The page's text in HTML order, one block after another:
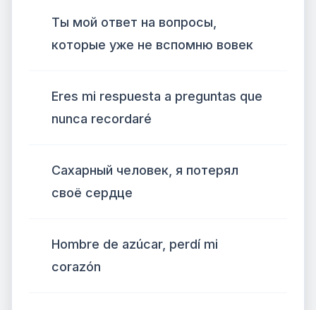
Ты мой ответ на вопросы,
которые уже не вспомню вовек
Eres mi respuesta a preguntas que
nunca recordaré
Сахарный человек, я потерял
своё сердце
Hombre de azúcar, perdí mi
corazón